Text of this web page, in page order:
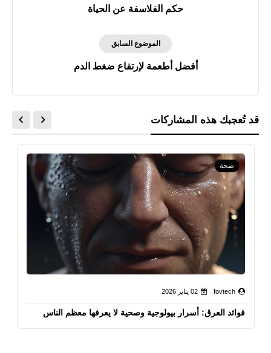
حكم الفلاسفة عن الحياة
الموضوع السابق
أفضل أطعمة لإرتفاع ضغط الدم
قد تُعجبك هذه المشاركات
صحة
fovtech 02 يناير 2026
فوائد العرق: أسرار بيولوجية وصحية لا يعرفها معظم الناس